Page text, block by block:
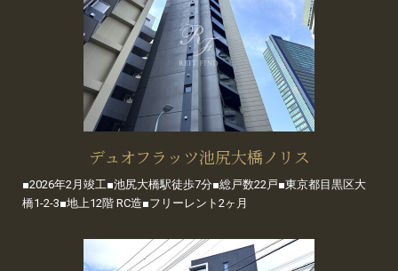
デュオフラッツ池尻大橋ノリス
■2026年2月竣工■池尻大橋駅徒歩7分■総戸数22戸■東京都目黒区大
橋1-2-3■地上12階 RC造■フリーレント2ヶ月